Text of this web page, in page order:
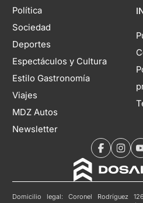
Política
Sociedad
Deportes
Espectáculos y Cultura
Estilo Gastronomía
Viajes
MDZ Autos
Newsletter
Domicilio legal: Coronel Rodríguez